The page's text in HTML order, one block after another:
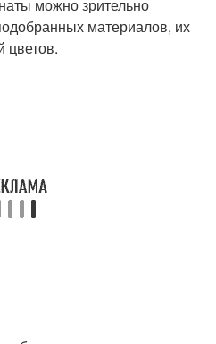
можно зрительно
материалов, их
цветов.